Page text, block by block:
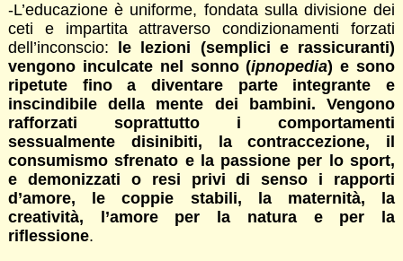
-L’educazione è uniforme, fondata sulla divisione dei
ceti e impartita attraverso condizionamenti forzati
dell’inconscio:
le lezioni (semplici e rassicuranti)
vengono inculcate nel sonno (ipnopedia) e sono
ripetute fino a diventare parte integrante e
inscindibile della mente dei bambini. Vengono
rafforzati soprattutto i comportamenti
sessualmente disinibiti, la contraccezione, il
consumismo sfrenato e la passione per lo sport,
e
demonizzati o resi privi di senso i rapporti
d’amore, le coppie stabili, la maternità, la
creatività, l’amore per la natura e per la
riflessione.